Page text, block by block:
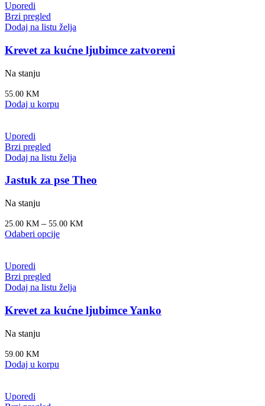
Uporedi
Brzi pregled
Dodaj na listu želja
Krevet za kućne ljubimce zatvoreni
Na stanju
55.00 KM
Dodaj u korpu
Uporedi
Brzi pregled
Dodaj na listu želja
Jastuk za pse Theo
Na stanju
25.00 KM – 55.00 KM
Odaberi opcije
Uporedi
Brzi pregled
Dodaj na listu želja
Krevet za kućne ljubimce Yanko
Na stanju
59.00 KM
Dodaj u korpu
Uporedi